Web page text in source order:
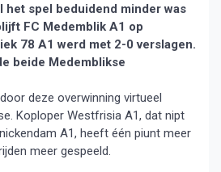
het spel beduidend minder was
FC Medemblik A1 op
78 A1 werd met 2-0 verslagen.
beide Medemblikse
deze overwinning virtueel
Koploper Westfrisia A1, dat nipt
A1, heeft één piunt meer
meer gespeeld.